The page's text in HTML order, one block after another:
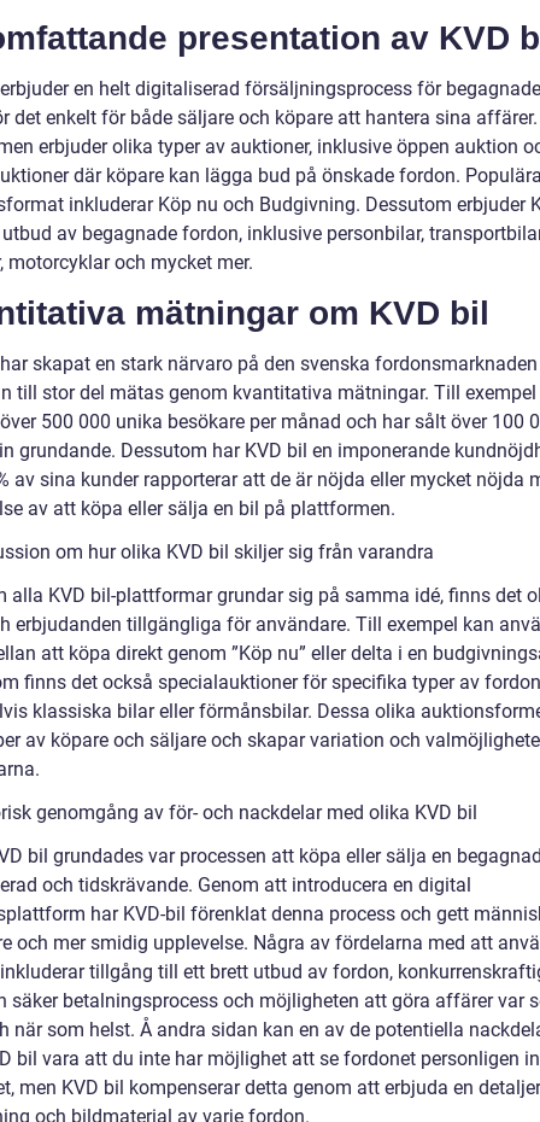
presentation av KVD
en helt digitaliserad försäljningsprocess för
det enkelt för både säljare och köpare att hantera sina affärer.
erbjuder olika typer av auktioner, inklusive öppen auktion
där köpare kan lägga bud på önskade fordon.
inkluderar Köp nu och Budgivning. Dessutom erbjuder
av begagnade fordon, inklusive personbilar,
motorcyklar och mycket mer.
mätningar om KVD bil
skapat en stark närvaro på den svenska
till stor del mätas genom kvantitativa mätningar. Till exempel
500 000 unika besökare per månad och har sålt över 100
grundande. Dessutom har KVD bil en imponerande
av sina kunder rapporterar att de är nöjda eller mycket nöjda
av att köpa eller sälja en bil på plattformen.
om hur olika KVD bil skiljer sig från varandra
alla KVD bil-plattformar grundar sig på samma idé, finns det
erbjudanden tillgängliga för användare. Till exempel kan
att köpa direkt genom ”Köp nu” eller delta i en
finns det också specialauktioner för specifika typer av
klassiska bilar eller förmånsbilar. Dessa olika
av köpare och säljare och skapar variation och
genomgång av för- och nackdelar med olika KVD bil
bil grundades var processen att köpa eller sälja en
och tidskrävande. Genom att introducera en digital
har KVD-bil förenklat denna process och gett
och mer smidig upplevelse. Några av fördelarna med att
tillgång till ett brett utbud av fordon,
säker betalningsprocess och möjligheten att göra affärer var
när som helst. Å andra sidan kan en av de potentiella
bil vara att du inte har möjlighet att se fordonet personligen
men KVD bil kompenserar detta genom att erbjuda en
och bildmaterial av varje fordon.